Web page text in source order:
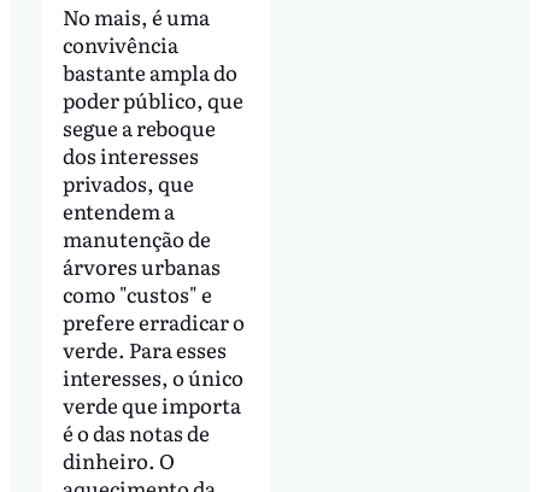
No mais, é uma
convivência
bastante ampla do
poder público, que
segue a reboque
dos interesses
privados, que
entendem a
manutenção de
árvores urbanas
como "custos" e
prefere erradicar o
verde. Para esses
interesses, o único
verde que importa
é o das notas de
dinheiro. O